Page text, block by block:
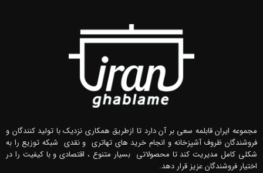
مجموعه ایران قابلمه سعی بر آن دارد تا ازطریق همکاری نزدیک با تولید کنندگان و
فروشندگان ظروف آشپزخانه و انجام خرید های تهاتری و نقدی شبکه توزیع را به
شکلی کامل مدیریت کند تا محصولاتی بسیار متنوع ، اقتصادی و با کیفیت را در
اختیار فروشندگان عزیز قرار دهد.